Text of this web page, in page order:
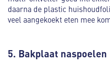
daarna de plastic
veel aangekoekt eten mee
5. Bakplaat naspoelen